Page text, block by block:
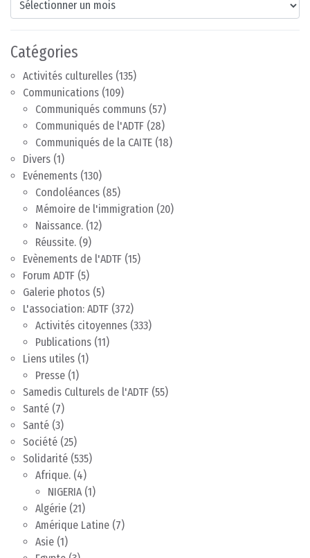
Catégories
Activités culturelles (135)
Communications (109)
Communiqués communs (57)
Communiqués de l'ADTF (28)
Communiqués de la CAITE (18)
Divers (1)
Evénements (130)
Condoléances (85)
Mémoire de l'immigration (20)
Naissance. (12)
Réussite. (9)
Evènements de l'ADTF (15)
Forum ADTF (5)
Galerie photos (5)
L'association: ADTF (372)
Activités citoyennes (333)
Publications (11)
Liens utiles (1)
Presse (1)
Samedis Culturels de l'ADTF (55)
Santé (7)
Santé (3)
Société (25)
Solidarité (535)
Afrique. (4)
NIGERIA(1)
Algérie (21)
Amérique Latine (7)
Asie (1)